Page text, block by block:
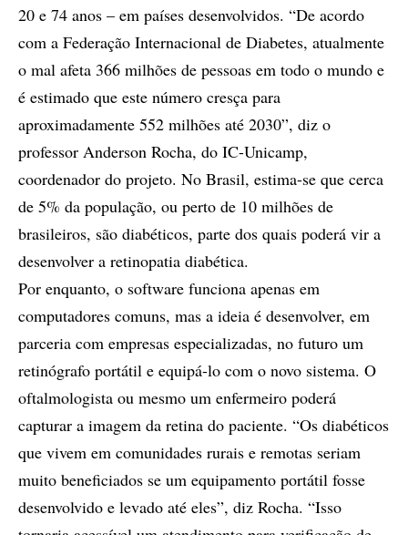
20 e 74 anos – em países desenvolvidos. “De acordo
com a Federação Internacional de Diabetes, atualmente
o mal afeta 366 milhões de pessoas em todo o mundo e
é estimado que este número cresça para
aproximadamente 552 milhões até 2030”, diz o
professor Anderson Rocha, do IC-Unicamp,
coordenador do projeto. No Brasil, estima-se que cerca
de 5% da população, ou perto de 10 milhões de
brasileiros, são diabéticos, parte dos quais poderá vir a
desenvolver a retinopatia diabética.
Por enquanto, o software funciona apenas em
computadores comuns, mas a ideia é desenvolver, em
parceria com empresas especializadas, no futuro um
retinógrafo portátil e equipá-lo com o novo sistema. O
oftalmologista ou mesmo um enfermeiro poderá
capturar a imagem da retina do paciente. “Os diabéticos
que vivem em comunidades rurais e remotas seriam
muito beneficiados se um equipamento portátil fosse
desenvolvido e levado até eles”, diz Rocha. “Isso